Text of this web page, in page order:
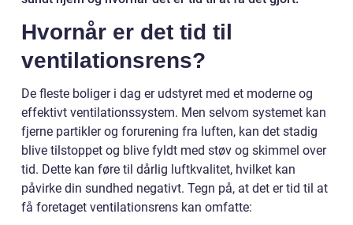
Hvornår er det tid til
ventilationsrens?
De fleste boliger i dag er udstyret med et moderne og
effektivt ventilationssystem. Men selvom systemet kan
fjerne partikler og forurening fra luften, kan det stadig
blive tilstoppet og blive fyldt med støv og skimmel over
tid. Dette kan føre til dårlig luftkvalitet, hvilket kan
påvirke din sundhed negativt. Tegn på, at det er tid til at
få foretaget ventilationsrens kan omfatte: